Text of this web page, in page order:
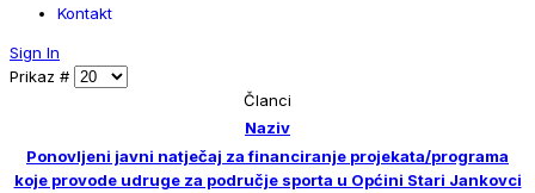
Kontakt
Sign In
Prikaz #
Članci
Naziv
Ponovljeni javni natječaj za financiranje projekata/programa
koje provode udruge za područje sporta u Općini Stari Jankovci